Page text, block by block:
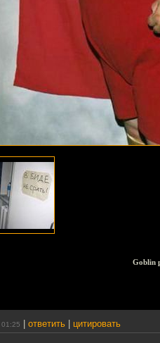
Goblin
ответить цитировать